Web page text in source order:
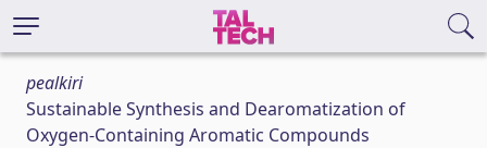
pealkiri
Sustainable Synthesis and Dearomatization of
Oxygen-Containing Aromatic Compounds